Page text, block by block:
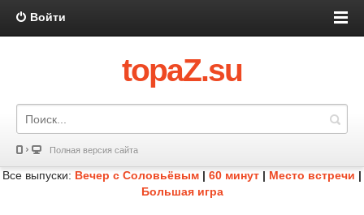
Войти
topaZ.su
Полная версия сайта
Все выпуски: Вечер с Соловьёвым | 60 минут | Место встречи |
Большая игра